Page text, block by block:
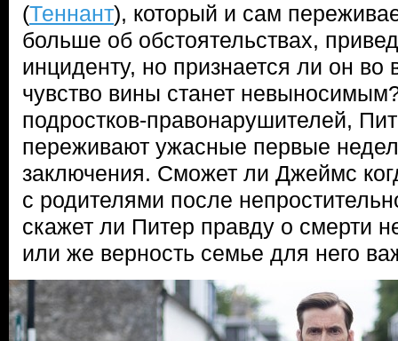
(Теннант), который и сам
больше об обстоятельствах,
инциденту, но признается ли он
чувство вины станет
подростков-правонарушителей,
переживают ужасные первые
заключения. Сможет ли Джеймс
с родителями после
скажет ли Питер правду о смерти
или же верность семье для него